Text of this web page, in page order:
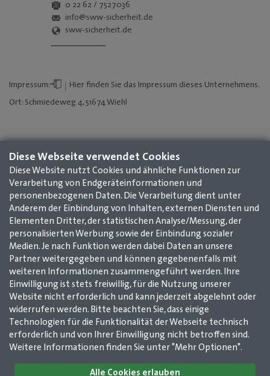
Diese Webseite verwendet Cookies
Diese Website nutzt Cookies und ähnliche Funktionen zur
Verarbeitung von Endgeräteinformationen und
personenbezogenen Daten. Die Verarbeitung dient unter
Anderem der Einbindung von Inhalten, externen Diensten und
Elementen Dritter, der statistischen Analyse/Messung, der
personalisierten Werbung sowie der Einbindung sozialer
Medien. Je nach Funktion werden dabei Daten an unsere
Partner weitergegeben und können gegebenenfalls mit
weiteren Informationen zusammengeführt werden. Ihre
Einwilligung ist stets freiwillig, für die Nutzung unserer
Website nicht erforderlich und kann jederzeit abgelehnt oder
widerrufen werden. Bitte beachten Sie, dass einige
Technologien für die Funktionalität der Webseite technisch
erforderlich und von Ihrer Einwilligung nicht betroffen sind.
Weitere Informationen finden Sie unter "Mehr Optionen".
Alle Cookies erlauben
0 22 62 / 7527036
info@sww-sicherheit.de
sww-sicherheit.de
Impressum: Hier finden Sie das Impressum dieses Unternehmens.
Ort: Schmiedeweg 4, 51674 Wiehl
Impressum